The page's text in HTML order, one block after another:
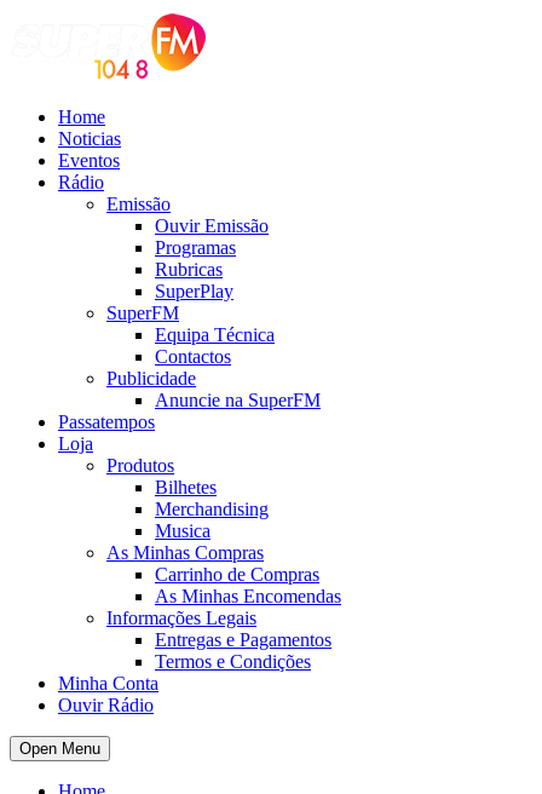
Home
Noticias
Eventos
Rádio
Emissão
Ouvir Emissão
Programas
Rubricas
SuperPlay
SuperFM
Equipa Técnica
Contactos
Publicidade
Anuncie na SuperFM
Passatempos
Loja
Produtos
Bilhetes
Merchandising
Musica
As Minhas Compras
Carrinho de Compras
As Minhas Encomendas
Informações Legais
Entregas e Pagamentos
Termos e Condições
Minha Conta
Ouvir Rádio
Open Menu